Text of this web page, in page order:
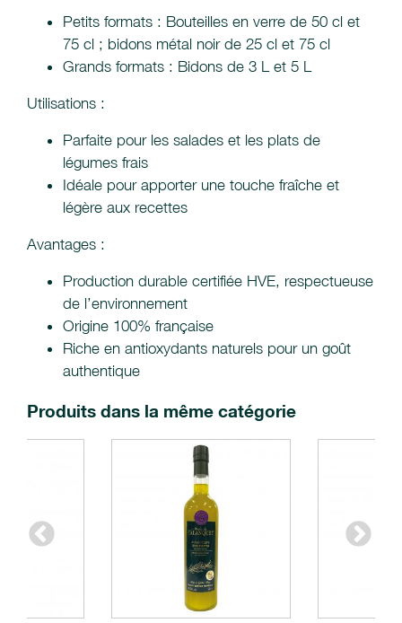
Petits formats : Bouteilles en verre de 50 cl et
75 cl ; bidons métal noir de 25 cl et 75 cl
Grands formats : Bidons de 3 L et 5 L
Utilisations :
Parfaite pour les salades et les plats de
légumes frais
Idéale pour apporter une touche fraîche et
légère aux recettes
Avantages :
Production durable certifiée HVE, respectueuse
de l’environnement
Origine 100% française
Riche en antioxydants naturels pour un goût
authentique
Produits dans la même catégorie